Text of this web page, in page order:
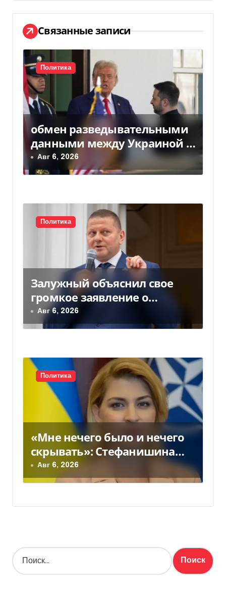
а
ц
и
я
п
о
з
а
п
и
с
Связанные записи
Политика
обмен разведывательными
данными между Украиной и
США значительно вырос, —
Politico
Авг 6, 2026
Политика
Залужный объяснил свое
громкое заявление о
вступлении Украины в НАТО
Авг 6, 2026
Политика
«Мне нечего было и нечего
скрывать»: Стефанишина
прокомментировала новое
подозрение
Авг 6, 2026
Н
а